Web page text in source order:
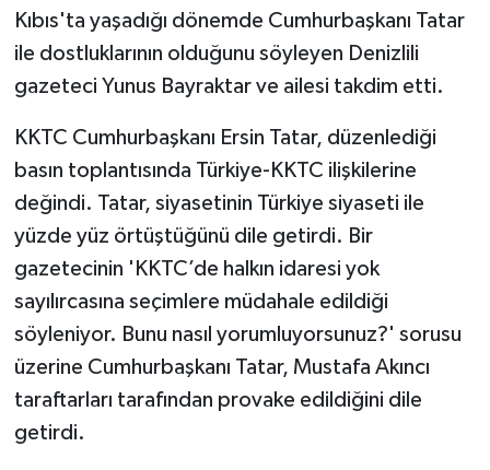
Kıbıs'ta yaşadığı dönemde Cumhurbaşkanı Tatar
ile dostluklarının olduğunu söyleyen Denizlili
gazeteci Yunus Bayraktar ve ailesi takdim etti.
KKTC Cumhurbaşkanı Ersin Tatar, düzenlediği
basın toplantısında Türkiye-KKTC ilişkilerine
değindi. Tatar, siyasetinin Türkiye siyaseti ile
yüzde yüz örtüştüğünü dile getirdi. Bir
gazetecinin 'KKTC’de halkın idaresi yok
sayılırcasına seçimlere müdahale edildiği
söyleniyor. Bunu nasıl yorumluyorsunuz?' sorusu
üzerine Cumhurbaşkanı Tatar, Mustafa Akıncı
taraftarları tarafından provake edildiğini dile
getirdi.